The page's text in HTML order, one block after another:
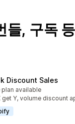
들, 구독
Discount Sales
plan available
get Y, volume discount